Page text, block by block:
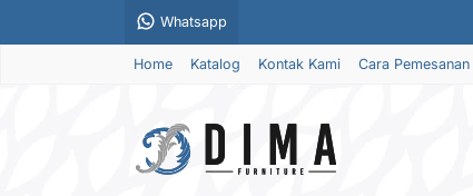
Whatsapp
Home Katalog Kontak Kami Cara Pemesanan